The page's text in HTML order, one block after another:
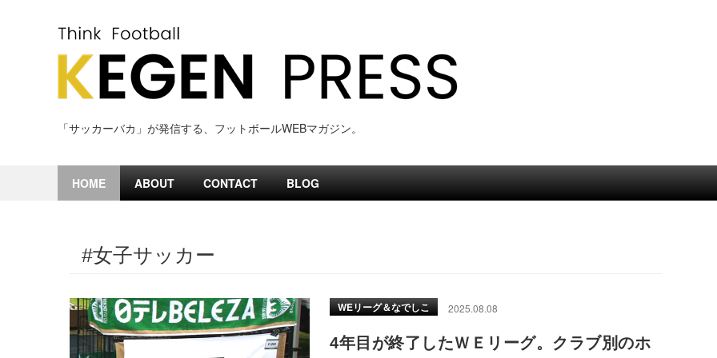
「サッカーバカ」が発信する、フットボールWEBマガジン。
HOME ABOUT CONTACT BLOG
#女子サッカー
WEリーグ＆なでしこ 2025.08.08
4年目が終了したＷＥリーグ。クラブ別のホ